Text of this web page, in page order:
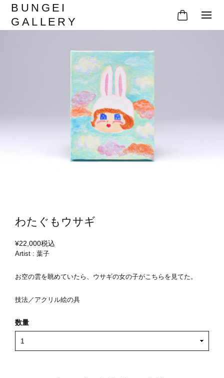
BUNGEI
GALLERY
わたぐもウサギ
¥22,000税込
Artist : 葉子
お空の雲を眺めていたら、ウサギの女の子がこちらを見てた。
技法／アクリル絵の具
数量